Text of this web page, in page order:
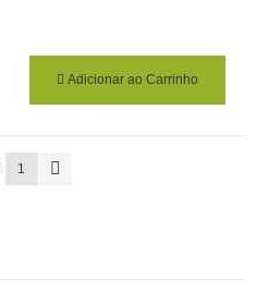
Adicionar ao Carrinho
1